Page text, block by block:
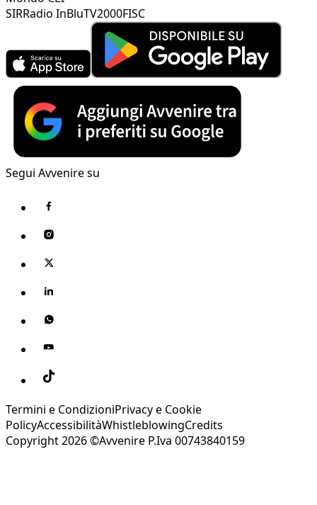
SIRRadio InBluTV2000FISC
Segui Avvenire su
Termini e CondizioniPrivacy e Cookie
PolicyAccessibilitàWhistleblowingCredits
Copyright 2026 ©Avvenire P.Iva 00743840159